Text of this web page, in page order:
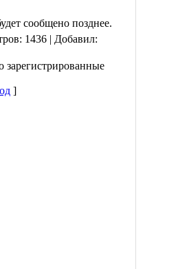
сообщено позднее.
: 1436 | Добавил:
зарегистрированные
]